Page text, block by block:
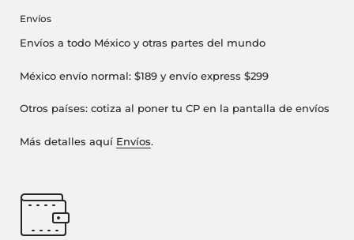
Envíos
Envíos a todo México y otras partes del mundo
México envío normal: $189 y envío express $299
Otros países: cotiza al poner tu CP en la pantalla de envíos
Más detalles aquí Envíos.